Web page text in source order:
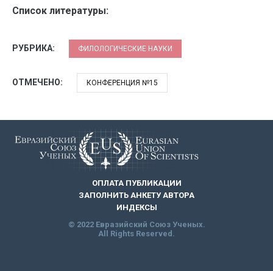
Список литературы:
РУБРИКА: ФИЛОЛОГИЧЕСКИЕ НАУКИ
ОТМЕЧЕНО: КОНФЕРЕНЦИЯ №15
ОПЛАТА ПУБЛИКАЦИИ
ЗАПОЛНИТЬ АНКЕТУ АВТОРА
ИНДЕКСЫ
© 2022 Евразийский Союз Ученых.
All Rights Reserved.